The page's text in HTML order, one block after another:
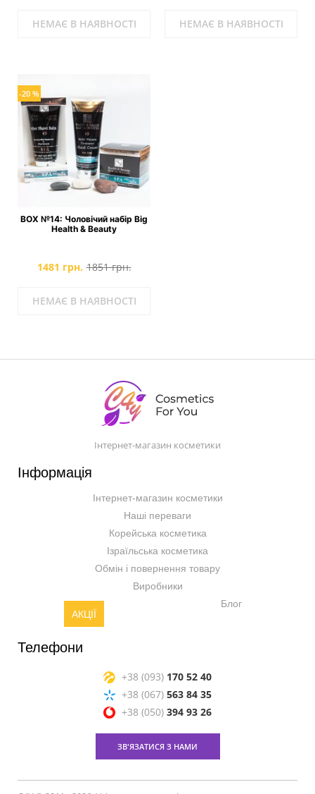
НЕМАЄ В НАЯВНОСТІ НЕМАЄ В НАЯВНОСТІ
-20 %
BOX №14: Чоловічий набір Big
Health & Beauty
1481 грн. 1851 грн.
НЕМАЄ В НАЯВНОСТІ
Інтернет-магазин косметики
Інформація
Інтернет-магазин косметики
Наші переваги
Корейська косметика
Ізраїльська косметика
Обмін і повернення товару
Виробники
АКЦІЇ
Блог
Телефони
+38 (093) 170 52 40
+38 (067) 563 84 35
+38 (050) 394 93 26
ЗВ'ЯЗАТИСЯ З НАМИ